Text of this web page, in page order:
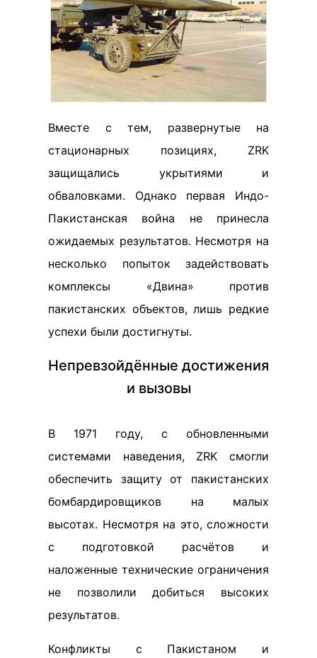
Вместе с тем, развернутые на
стационарных позициях, ZRK
защищались укрытиями и
обваловками. Однако первая Индо-
Пакистанская война не принесла
ожидаемых результатов. Несмотря на
несколько попыток задействовать
комплексы «Двина» против
пакистанских объектов, лишь редкие
успехи были достигнуты.
Непревзойдённые достижения
и вызовы
В 1971 году, с обновленными
системами наведения, ZRK смогли
обеспечить защиту от пакистанских
бомбардировщиков на малых
высотах. Несмотря на это, сложности
с подготовкой расчётов и
наложенные технические ограничения
не позволили добиться высоких
результатов.
Конфликты с Пакистаном и